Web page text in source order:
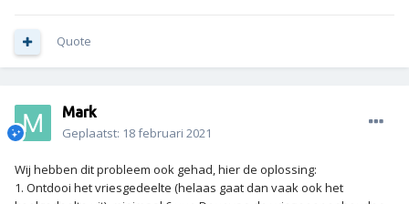
Quote
Mark
Geplaatst: 18 februari 2021
Wij hebben dit probleem ook gehad, hier de oplossing:
1. Ontdooi het vriesgedeelte (helaas gaat dan vaak ook het